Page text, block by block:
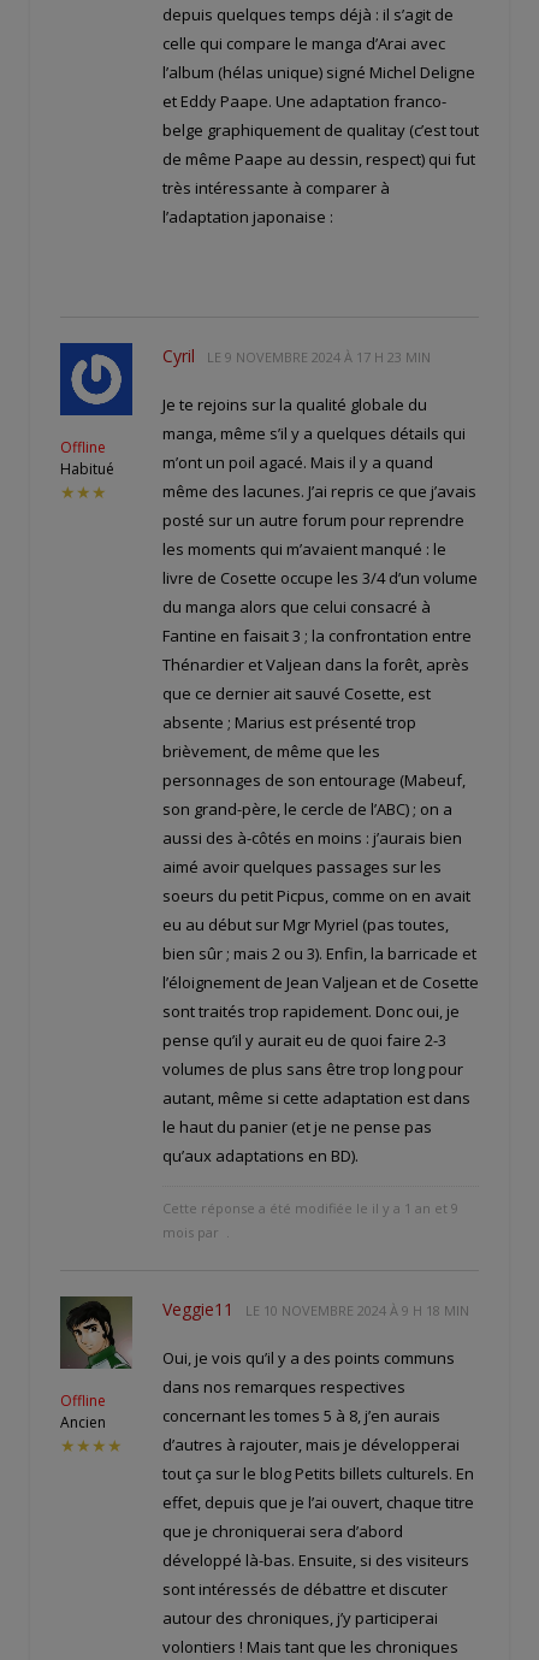
depuis quelques temps déjà : il s’agit de
celle qui compare le manga d’Arai avec
l’album (hélas unique) signé Michel Deligne
et Eddy Paape. Une adaptation franco-
belge graphiquement de qualitay (c’est tout
de même Paape au dessin, respect) qui fut
très intéressante à comparer à
l’adaptation japonaise :
Offline
Habitué
★★★
Cyril LE 9 NOVEMBRE 2024 À 17 H 23 MIN
Je te rejoins sur la qualité globale du
manga, même s’il y a quelques détails qui
m’ont un poil agacé. Mais il y a quand
même des lacunes. J’ai repris ce que j’avais
posté sur un autre forum pour reprendre
les moments qui m’avaient manqué : le
livre de Cosette occupe les 3/4 d’un volume
du manga alors que celui consacré à
Fantine en faisait 3 ; la confrontation entre
Thénardier et Valjean dans la forêt, après
que ce dernier ait sauvé Cosette, est
absente ; Marius est présenté trop
brièvement, de même que les
personnages de son entourage (Mabeuf,
son grand-père, le cercle de l’ABC) ; on a
aussi des à-côtés en moins : j’aurais bien
aimé avoir quelques passages sur les
soeurs du petit Picpus, comme on en avait
eu au début sur Mgr Myriel (pas toutes,
bien sûr ; mais 2 ou 3). Enfin, la barricade et
l’éloignement de Jean Valjean et de Cosette
sont traités trop rapidement. Donc oui, je
pense qu’il y aurait eu de quoi faire 2-3
volumes de plus sans être trop long pour
autant, même si cette adaptation est dans
le haut du panier (et je ne pense pas
qu’aux adaptations en BD).
Cette réponse a été modifiée le il y a 1 an et 9
mois par .
Offline
Ancien
★★★★
Veggie11 LE 10 NOVEMBRE 2024 À 9 H 18 MIN
Oui, je vois qu’il y a des points communs
dans nos remarques respectives
concernant les tomes 5 à 8, j’en aurais
d’autres à rajouter, mais je développerai
tout ça sur le blog Petits billets culturels. En
effet, depuis que je l’ai ouvert, chaque titre
que je chroniquerai sera d’abord
développé là-bas. Ensuite, si des visiteurs
sont intéressés de débattre et discuter
autour des chroniques, j’y participerai
volontiers ! Mais tant que les chroniques